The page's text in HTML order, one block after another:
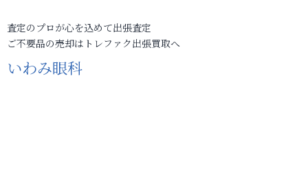
査定のプロが心を込めて出張査定
ご不要品の売却はトレファク出張買取へ
いわみ眼科